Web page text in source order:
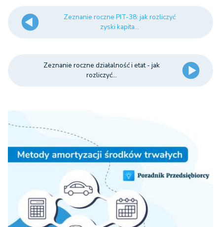
Zeznanie roczne PIT-38: jak rozliczyć
zyski kapita...
Zeznanie roczne działalność i etat - jak
rozliczyć...